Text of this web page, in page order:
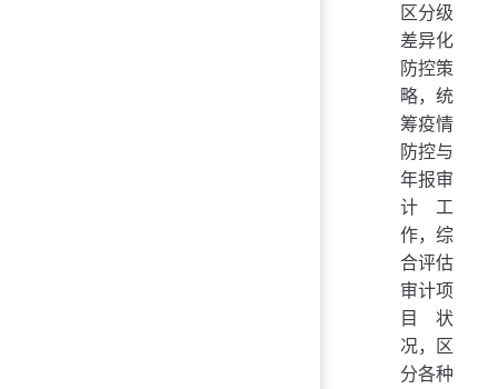
区分级
差异化
防控策
略，统
筹疫情
防控与
年报审
计工
作，综
合评估
审计项
目状
况，区
分各种